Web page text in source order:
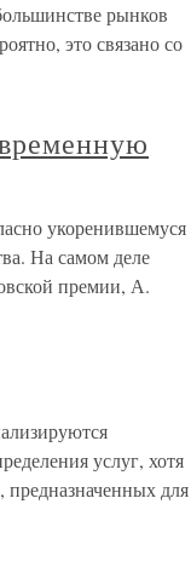
рынков
это связано со
укоренившемуся
На самом деле
премии, А.
услуг, хотя
предназначенных для